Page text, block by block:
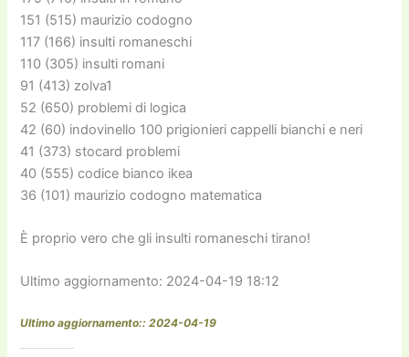
151 (515) maurizio codogno
117 (166) insulti romaneschi
110 (305) insulti romani
91 (413) zolva1
52 (650) problemi di logica
42 (60) indovinello 100 prigionieri cappelli bianchi e neri
41 (373) stocard problemi
40 (555) codice bianco ikea
36 (101) maurizio codogno matematica
È proprio vero che gli insulti romaneschi tirano!
Ultimo aggiornamento: 2024-04-19 18:12
Ultimo aggiornamento:: 2024-04-19